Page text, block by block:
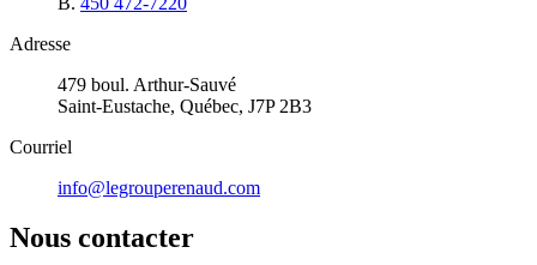
Adresse
479 boul. Arthur-Sauvé
Saint-Eustache, Québec, J7P 2B3
Courriel
info@legrouperenaud.com
Nous contacter